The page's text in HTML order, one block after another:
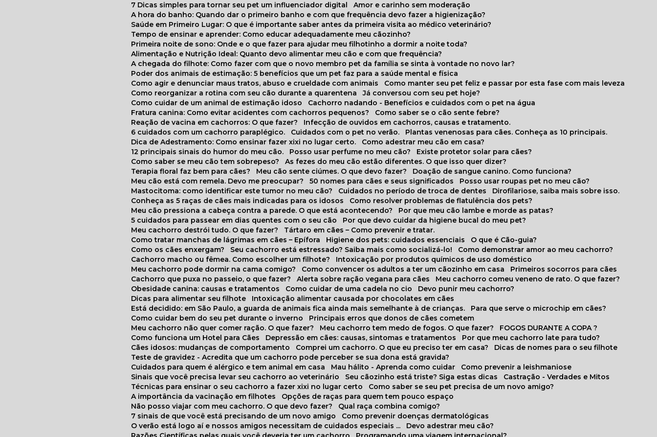
7 Dicas simples para tornar seu pet um influenciador digital
Amor e carinho sem moderação
A hora do banho: Quando dar o primeiro banho e com que frequência devo fazer a higienização?
Saúde em Primeiro Lugar: O que é importante saber antes da primeira visita ao médico veterinário?
Tempo de ensinar e aprender: Como educar adequadamente meu cãozinho?
Primeira noite de sono: Onde e o que fazer para ajudar meu filhotinho a dormir a noite toda?
Alimentação e Nutrição Ideal: Quanto devo alimentar meu cão e com que frequência?
A chegada do filhote: Como fazer com que o novo membro pet da família se sinta à vontade no novo lar?
Poder dos animais de estimação: 5 benefícios que um pet faz para a saúde mental e física
Como agir e denunciar maus tratos, abuso e crueldade com animais
Como manter seu pet feliz e passar por esta fase com mais leveza
Como reorganizar a rotina com seu cão durante a quarentena
Já conversou com seu pet hoje?
Como cuidar de um animal de estimação idoso
Cachorro nadando - Benefícios e cuidados com o pet na água
Fratura canina: Como evitar acidentes com cachorros pequenos?
Como saber se o cão sente febre?
Reação de vacina em cachorros: O que fazer?
Infecção de ouvidos em cachorros, causas e tratamento.
6 cuidados com um cachorro paraplégico.
Cuidados com o pet no verão.
Plantas venenosas para cães. Conheça as 10 principais.
Dica de Adestramento: Como ensinar fazer xixi no lugar certo.
Como adestrar meu cão em casa?
12 principais sinais do humor do meu cão.
Posso usar perfume no meu cão?
Existe protetor solar para cães?
Como saber se meu cão tem sobrepeso?
As fezes do meu cão estão diferentes. O que isso quer dizer?
Terapia floral faz bem para cães?
Meu cão sente ciúmes. O que devo fazer?
Doação de sangue canino. Como funciona?
Meu cão está com remela. Devo me preocupar?
50 nomes para cães e seus significados
Posso usar roupas pet no meu cão?
Mastocitoma: como identificar este tumor no meu cão?
Cuidados no período de troca de dentes
Dirofilariose, saiba mais sobre isso.
Conheça as 5 raças de cães mais indicadas para os idosos
Como resolver problemas de flatulência dos pets?
Meu cão pressiona a cabeça contra a parede. O que está acontecendo?
Por que meu cão lambe e morde as patas?
5 cuidados para passear em dias quentes com o seu cão
Por que devo cuidar da higiene bucal do meu pet?
Meu cachorro destrói tudo. O que fazer?
Tártaro em cães – Como prevenir e tratar.
Como tratar manchas de lágrimas em cães – Epífora
Higiene dos pets: cuidados essenciais
O que é Cão-guia?
Como os cães enxergam?
Seu cachorro está estressado? Saiba mais como socializá-lo!
Como demonstrar amor ao meu cachorro?
Cachorro macho ou fêmea. Como escolher um filhote?
Intoxicação por produtos químicos de uso doméstico
Meu cachorro pode dormir na cama comigo?
Como convencer os adultos a ter um cãozinho em casa
Primeiros socorros para cães
Cachorro que puxa no passeio, o que fazer?
Alerta sobre ração vegana para cães
Meu cachorro comeu veneno de rato. O que fazer?
Obesidade canina: causas e tratamentos
Como cuidar de uma cadela no cio
Devo punir meu cachorro?
Dicas para alimentar seu filhote
Intoxicação alimentar causada por chocolates em cães
Está decidido: em São Paulo, a guarda de animais fica ainda mais semelhante à de crianças.
Para que serve o microchip em cães?
Como cuidar bem do seu pet durante o inverno
Principais erros que donos de cães cometem
Meu cachorro não quer comer ração. O que fazer?
Meu cachorro tem medo de fogos. O que fazer?
FOGOS DURANTE A COPA ?
Como funciona um Hotel para Cães
Depressão em cães: causas, sintomas e tratamentos
Por que meu cachorro late para tudo?
Cães idosos: mudanças de comportamento
Comprei um cachorro. O que eu preciso ter em casa?
Dicas de nomes para o seu filhote
Teste de gravidez - Acredita que um cachorro pode perceber se sua dona está gravida?
Cuidados para quem é alérgico e tem animal em casa
Mau hálito - Aprenda como cuidar
Como prevenir a leishmaniose
Sinais que você precisa levar seu cachorro ao veterinário
Seu cãozinho está triste? Siga estas dicas
Castração - Verdades e Mitos
Técnicas para ensinar o seu cachorro a fazer xixi no lugar certo
Como saber se seu pet precisa de um novo amigo?
A importância da vacinação em filhotes
Opções de raças para quem tem pouco espaço
Não posso viajar com meu cachorro. O que devo fazer?
Qual raça combina comigo?
7 sinais de que você está precisando de um novo amigo
Como prevenir doenças dermatológicas
O verão está logo aí e nossos amigos necessitam de cuidados especiais ...
Devo adestrar meu cão?